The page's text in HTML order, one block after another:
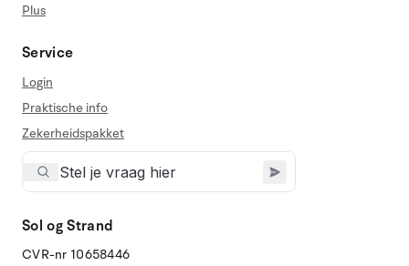
Plus
Service
Login
Praktische info
Zekerheidspakket
Sol og Strand
CVR-nr 10658446